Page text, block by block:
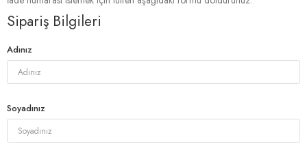
Çikolatalı Kestane Şekeri
Sade Kestane Şekeri
Kavanoz Kestane Şekeri
Special Kestane Şekeri
Karyokalar
Sipariş Bilgileri
Adınız
Soyadınız